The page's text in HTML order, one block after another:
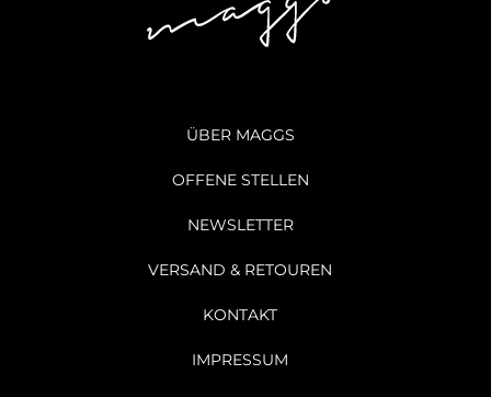
ÜBER MAGGS
OFFENE STELLEN
NEWSLETTER
VERSAND & RETOUREN
KONTAKT
IMPRESSUM